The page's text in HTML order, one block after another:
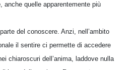
anche quelle apparentemente più
del conoscere. Anzi, nell’ambito
il sentire ci permette di accedere
chiaroscuri dell’anima, laddove nulla